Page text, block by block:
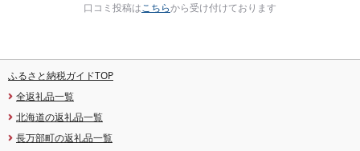
口コミ投稿はこちらから受け付けております
ふるさと納税ガイドTOP
全返礼品一覧
北海道の返礼品一覧
長万部町の返礼品一覧